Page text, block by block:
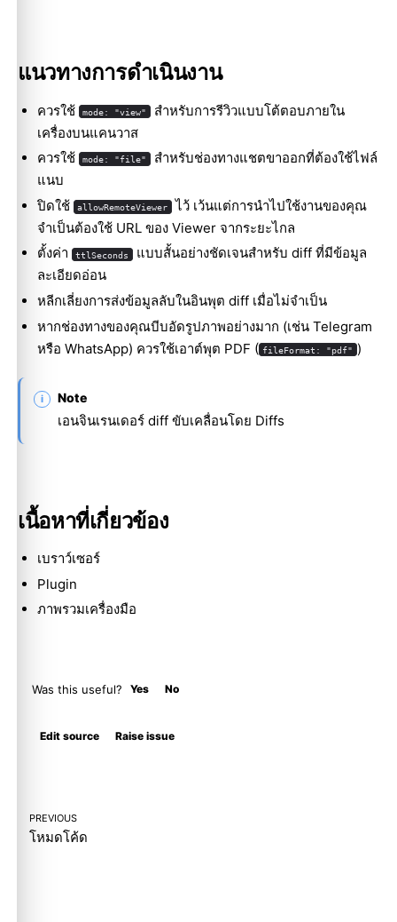
แนวทางการดำเนินงาน
ควรใช้ mode: "view"
สำหรับการรีวิวแบบโต้ตอบภายใน
เครื่องบนแคนวาส
ควรใช้
mode: "file"
สำหรับช่องทางแชตขาออกที่ต้องใช้ไฟล์
แนบ
ปิดใช้
allowRemoteViewer
ไว้ เว้นแต่การนำไปใช้งานของคุณ
จำเป็นต้องใช้ URL ของ Viewer จากระยะไกล
ตั้งค่า
ttlSeconds
แบบสั้นอย่างชัดเจนสำหรับ diff ที่มีข้อมูล
ละเอียดอ่อน
หลีกเลี่ยงการส่งข้อมูลลับในอินพุต diff เมื่อไม่จำเป็น
หากช่องทางของคุณบีบอัดรูปภาพอย่างมาก (เช่น Telegram
หรือ WhatsApp) ควรใช้เอาต์พุต PDF ( fileFormat: "pdf" )
Note
เอนจินเรนเดอร์ diff ขับเคลื่อนโดย Diffs
เนื้อหาที่เกี่ยวข้อง
เบราว์เซอร์
Plugin
ภาพรวมเครื่องมือ
Was this useful? Yes No
Edit source Raise issue
PREVIOUS
โหมดโค้ด